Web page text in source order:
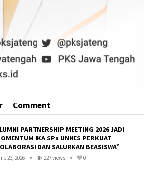
Comment
PARTNERSHIP MEETING 2026 JADI
IKA SPs UNNES PERKUAT
DAN SALURKAN BEASISWA”
23, 2026 227 views 0